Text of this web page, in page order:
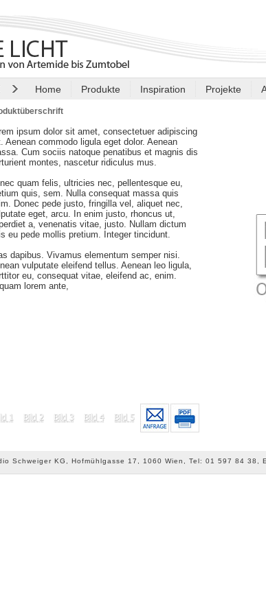
Home Produkte Inspiration Projekte
ipsum dolor sit amet, consectetuer adipiscing
Aenean commodo ligula eget dolor. Aenean
Cum sociis natoque penatibus et magnis dis
montes, nascetur ridiculus mus.
quam felis, ultricies nec, pellentesque eu,
quis, sem. Nulla consequat massa quis
Donec pede justo, fringilla vel, aliquet nec,
eget, arcu. In enim justo, rhoncus ut,
a, venenatis vitae, justo. Nullam dictum
eu pede mollis pretium. Integer tincidunt.
dapibus. Vivamus elementum semper nisi.
vulputate eleifend tellus. Aenean leo ligula,
eu, consequat vitae, eleifend ac, enim.
lorem ante,
Schweiger KG, Hofmühlgasse 17, 1060 Wien, Tel: 01 597 84 38,